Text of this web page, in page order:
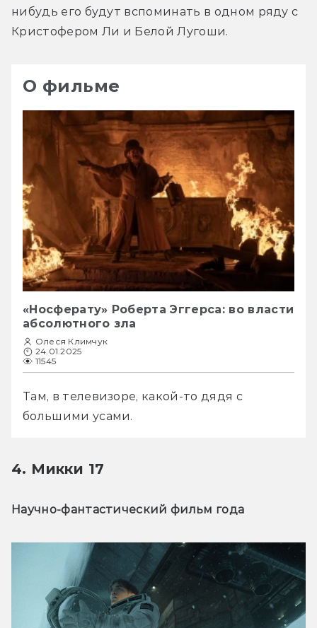
нибудь его будут вспоминать в одном ряду с
Кристофером Ли и Белой Лугоши.
О фильме
«Носферату» Роберта Эггерса: во власти
абсолютного зла
Олеся Климчук
24.01.2025
11545
Там, в телевизоре, какой-то дядя с
большими усами.
4. Микки 17
Научно-фантастический фильм года